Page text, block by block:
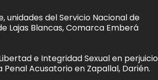
unidades del Servicio Nacional de
Lajas Blancas, Comarca Emberá
e Integridad Sexual en perjuicio
Acusatorio en Zapallal, Darién.